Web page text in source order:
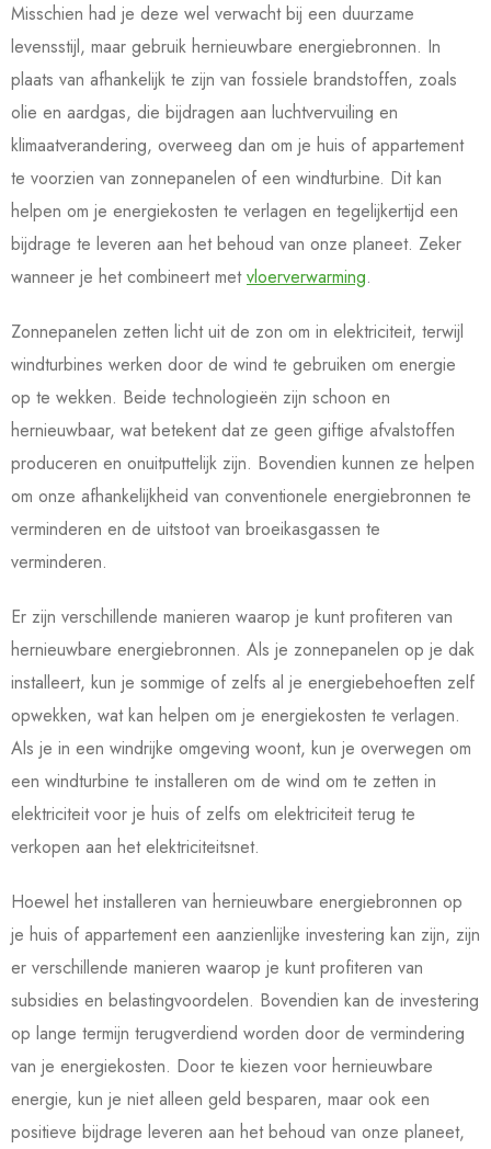
Misschien had je deze wel verwacht bij een duurzame
levensstijl, maar gebruik hernieuwbare energiebronnen. In
plaats van afhankelijk te zijn van fossiele brandstoffen, zoals
olie en aardgas, die bijdragen aan luchtvervuiling en
klimaatverandering, overweeg dan om je huis of appartement
te voorzien van zonnepanelen of een windturbine. Dit kan
helpen om je energiekosten te verlagen en tegelijkertijd een
bijdrage te leveren aan het behoud van onze planeet. Zeker
wanneer je het combineert metvloerverwarming.
Zonnepanelen zetten licht uit de zon om in elektriciteit, terwijl
windturbines werken door de wind te gebruiken om energie
op te wekken. Beide technologieën zijn schoon en
hernieuwbaar, wat betekent dat ze geen giftige afvalstoffen
produceren en onuitputtelijk zijn. Bovendien kunnen ze helpen
om onze afhankelijkheid van conventionele energiebronnen te
verminderen en de uitstoot van broeikasgassen te
verminderen.
Er zijn verschillende manieren waarop je kunt profiteren van
hernieuwbare energiebronnen. Als je zonnepanelen op je dak
installeert, kun je sommige of zelfs al je energiebehoeften zelf
opwekken, wat kan helpen om je energiekosten te verlagen.
Als je in een windrijke omgeving woont, kun je overwegen om
een windturbine te installeren om de wind om te zetten in
elektriciteit voor je huis of zelfs om elektriciteit terug te
verkopen aan het elektriciteitsnet.
Hoewel het installeren van hernieuwbare energiebronnen op
je huis of appartement een aanzienlijke investering kan zijn, zijn
er verschillende manieren waarop je kunt profiteren van
subsidies en belastingvoordelen. Bovendien kan de investering
op lange termijn terugverdiend worden door de vermindering
van je energiekosten. Door te kiezen voor hernieuwbare
energie, kun je niet alleen geld besparen, maar ook een
positieve bijdrage leveren aan het behoud van onze planeet,